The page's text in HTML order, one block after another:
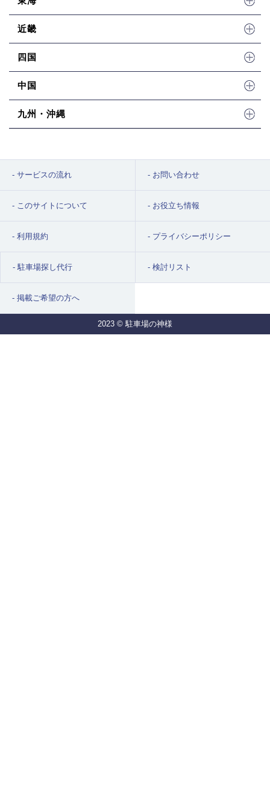
近畿
四国
中国
九州・沖縄
サービスの流れ お問い合わせ
このサイトについて お役立ち情報
利用規約 プライバシーポリシー
駐車場探し代行 検討リスト
掲載ご希望の方へ
2023 © 駐車場の神様